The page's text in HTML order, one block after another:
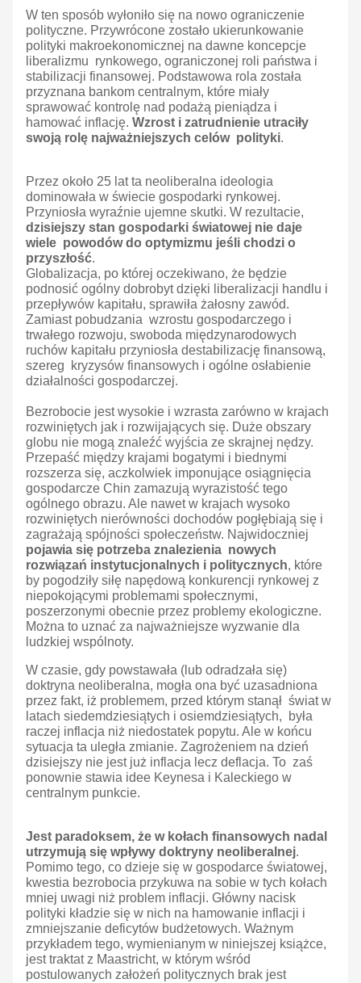
W ten sposób wyłoniło się na nowo ograniczenie
polityczne. Przywrócone zostało ukierunkowanie
polityki makroekonomicznej na dawne koncepcje
liberalizmu rynkowego, ograniczonej roli państwa i
stabilizacji finansowej. Podstawowa rola została
przyznana bankom centralnym, które miały
sprawować kontrolę nad podażą pieniądza i
hamować inflację. Wzrost i zatrudnienie utraciły
swoją rolę najważniejszych celów polityki.
Przez około 25 lat ta neoliberalna ideologia
dominowała w świecie gospodarki rynkowej.
Przyniosła wyraźnie ujemne skutki. W rezultacie,
dzisiejszy stan gospodarki światowej nie daje
wiele powodów do optymizmu jeśli chodzi o
przyszłość.
Globalizacja, po której oczekiwano, że będzie
podnosić ogólny dobrobyt dzięki liberalizacji handlu i
przepływów kapitału, sprawiła żałosny zawód.
Zamiast pobudzania wzrostu gospodarczego i
trwałego rozwoju, swoboda międzynarodowych
ruchów kapitału przyniosła destabilizację finansową,
szereg kryzysów finansowych i ogólne osłabienie
działalności gospodarczej.
Bezrobocie jest wysokie i wzrasta zarówno w krajach
rozwiniętych jak i rozwijających się. Duże obszary
globu nie mogą znaleźć wyjścia ze skrajnej nędzy.
Przepaść między krajami bogatymi i biednymi
rozszerza się, aczkolwiek imponujące osiągnięcia
gospodarcze Chin zamazują wyrazistość tego
ogólnego obrazu. Ale nawet w krajach wysoko
rozwiniętych nierówności dochodów pogłębiają się i
zagrażają spójności społeczeństw. Najwidoczniej
pojawia się potrzeba znalezienia nowych
rozwiązań instytucjonalnych i politycznych, które
by pogodziły siłę napędową konkurencji rynkowej z
niepokojącymi problemami społecznymi,
poszerzonymi obecnie przez problemy ekologiczne.
Można to uznać za najważniejsze wyzwanie dla
ludzkiej wspólnoty.
W czasie, gdy powstawała (lub odradzała się)
doktryna neoliberalna, mogła ona być uzasadniona
przez fakt, iż problemem, przed którym stanął świat w
latach siedemdziesiątych i osiemdziesiątych, była
raczej inflacja niż niedostatek popytu. Ale w końcu
sytuacja ta uległa zmianie. Zagrożeniem na dzień
dzisiejszy nie jest już inflacja lecz deflacja. To zaś
ponownie stawia idee Keynesa i Kaleckiego w
centralnym punkcie.
Jest paradoksem, że w kołach finansowych nadal
utrzymują się wpływy doktryny neoliberalnej.
Pomimo tego, co dzieje się w gospodarce światowej,
kwestia bezrobocia przykuwa na sobie w tych kołach
mniej uwagi niż problem inflacji. Główny nacisk
polityki kładzie się w nich na hamowanie inflacji i
zmniejszanie deficytów budżetowych. Ważnym
przykładem tego, wymienianym w niniejszej książce,
jest traktat z Maastricht, w którym wśród
postulowanych założeń politycznych brak jest